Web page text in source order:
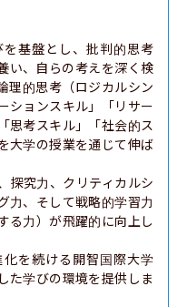
基盤とし、批判的思考
い、自らの考えを深く検
理的思考（ロジカルシン
ションスキル」「リサー
思考スキル」「社会的ス
大学の授業を通じて伸ば
探究力、クリティカルシ
力、そして戦略的学習力
る力）が飛躍的に向上し
を続ける開智国際大学
た学びの環境を提供しま